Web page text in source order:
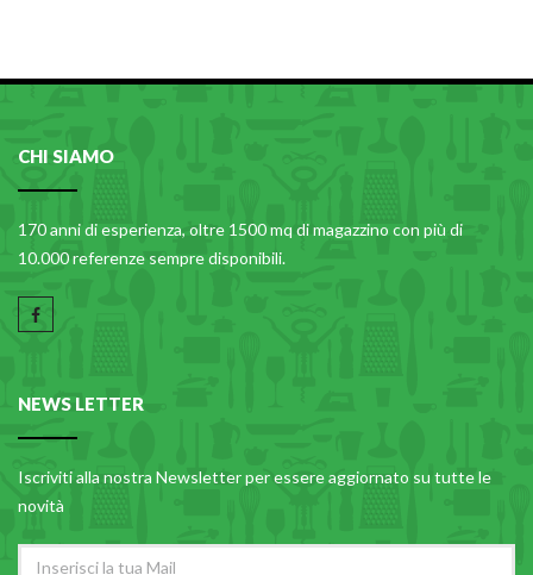
CHI SIAMO
170 anni di esperienza, oltre 1500 mq di magazzino con più di
10.000 referenze sempre disponibili.
NEWS LETTER
Iscriviti alla nostra Newsletter per essere aggiornato su tutte le
novità